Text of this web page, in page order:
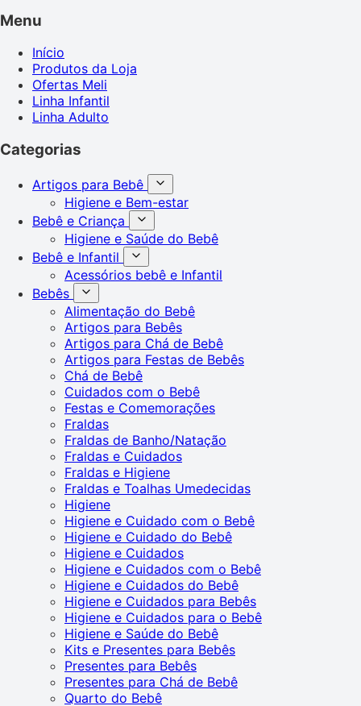
Menu
Início
Produtos da Loja
Ofertas Meli
Linha Infantil
Linha Adulto
Categorias
Artigos para Bebê
Higiene e Bem-estar
Bebê e Criança
Higiene e Saúde do Bebê
Bebê e Infantil
Acessórios bebê e Infantil
Bebês
Alimentação do Bebê
Artigos para Bebês
Artigos para Chá de Bebê
Artigos para Festas de Bebês
Chá de Bebê
Cuidados com o Bebê
Festas e Comemorações
Fraldas
Fraldas de Banho/Natação
Fraldas e Cuidados
Fraldas e Higiene
Fraldas e Toalhas Umedecidas
Higiene
Higiene e Cuidado com o Bebê
Higiene e Cuidado do Bebê
Higiene e Cuidados
Higiene e Cuidados com o Bebê
Higiene e Cuidados do Bebê
Higiene e Cuidados para Bebês
Higiene e Cuidados para o Bebê
Higiene e Saúde do Bebê
Kits e Presentes para Bebês
Presentes para Bebês
Presentes para Chá de Bebê
Quarto do Bebê